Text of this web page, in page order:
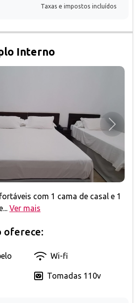
Taxas e impostos incluídos
Interno
com 1 cama de casal e 1
Ver mais
oferece:
Wi-fi
Tomadas 110v